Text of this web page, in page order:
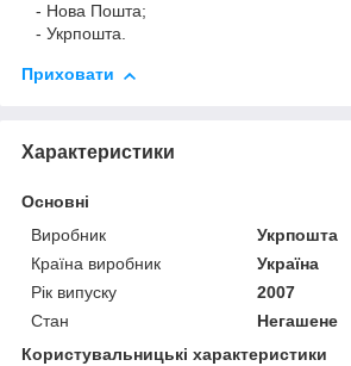
- Нова Пошта;
- Укрпошта.
Приховати
Характеристики
Основні
Виробник
Укрпошта
Країна виробник
Україна
Рік випуску
2007
Стан
Негашене
Користувальницькі характеристики